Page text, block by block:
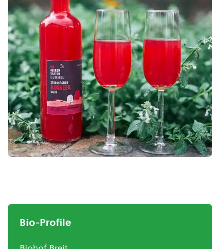
Bio-Profile